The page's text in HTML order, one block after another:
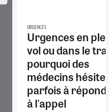
URGENCES
Urgences en
vol ou dans le
pourquoi des
médecins
parfois à
à l'appel